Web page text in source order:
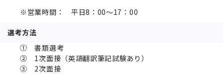
※営業時間： 平日8：00～17：00
選考方法
① 書類選考
② 1次面接（英語翻訳筆記試験あり）
③ 2次面接